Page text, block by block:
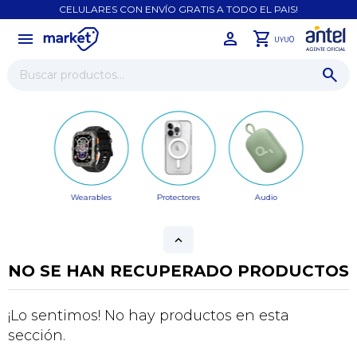
CELULARES CON ENVÍO GRATIS A TODO EL PAIS!
menu UYU0
Wearables Protectores Audio
NO SE HAN RECUPERADO PRODUCTOS
¡Lo sentimos! No hay productos en esta
sección.
¡Sumate a la forma más ágil de
comprar!
close